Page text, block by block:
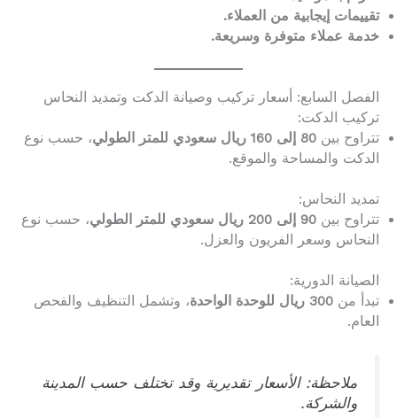
تقييمات إيجابية من العملاء.
خدمة عملاء متوفرة وسريعة.
الفصل السابع: أسعار تركيب وصيانة الدكت وتمديد النحاس
تركيب الدكت:
تتراوح بين 80 إلى 160 ريال سعودي للمتر الطولي
، حسب نوع
الدكت والمساحة والموقع.
تمديد النحاس:
تتراوح بين 90 إلى 200 ريال سعودي للمتر الطولي
، حسب نوع
النحاس وسعر الفريون والعزل.
الصيانة الدورية:
تبدأ من 300 ريال للوحدة الواحدة
، وتشمل التنظيف والفحص
العام.
ملاحظة: الأسعار تقديرية وقد تختلف حسب المدينة
والشركة.